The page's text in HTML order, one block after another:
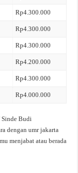
Rp4.300.000
Rp4.300.000
Rp4.300.000
Rp4.200.000
Rp4.300.000
Rp4.000.000
Budi
dengan umr jakarta
menjabat atau berada